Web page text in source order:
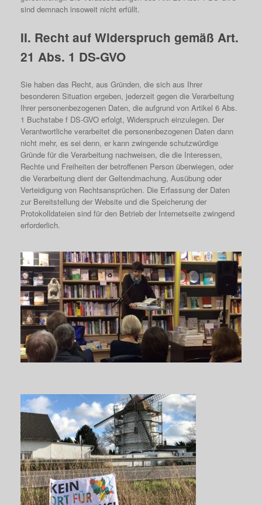
sind demnach insoweit nicht erfüllt.
II. Recht auf Widerspruch gemäß Art.
21 Abs. 1 DS-GVO
Sie haben das Recht, aus Gründen, die sich aus Ihrer
besonderen Situation ergeben, jederzeit gegen die Verarbeitung
Ihrer personenbezogenen Daten, die aufgrund von Artikel 6 Abs.
1 Buchstabe f DS-GVO erfolgt, Widerspruch einzulegen. Der
Verantwortliche verarbeitet die personenbezogenen Daten dann
nicht mehr, es sei denn, er kann zwingende schutzwürdige
Gründe für die Verarbeitung nachweisen, die die Interessen,
Rechte und Freiheiten der betroffenen Person überwiegen, oder
die Verarbeitung dient der Geltendmachung, Ausübung oder
Verteidigung von Rechtsansprüchen. Die Erfassung der Daten
zur Bereitstellung der Website und die Speicherung der
Protokolldateien sind für den Betrieb der Internetseite zwingend
erforderlich.